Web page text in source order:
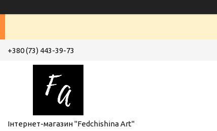
+380 (73) 443-39-73
Інтернет-магазин "Fedchishina Art"